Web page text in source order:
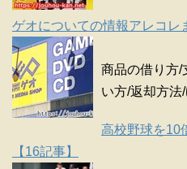
ゲオについての情報アレコレ
商品の借り方/
い方/返却方法
高校野球を10
【16記事】